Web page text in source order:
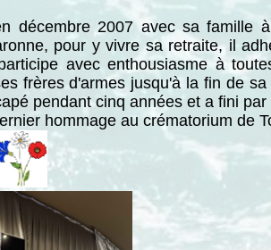
décembre 2007 avec sa famille
pour y vivre sa retraite, il
avec enthousiasme à
frères d'armes jusqu'à la fin de
pendant cinq années et a fini
hommage au crématorium de